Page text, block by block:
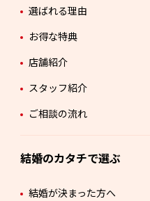
選ばれる理由
お得な特典
店舗紹介
スタッフ紹介
ご相談の流れ
結婚のカタチで選ぶ
結婚が決まった方へ